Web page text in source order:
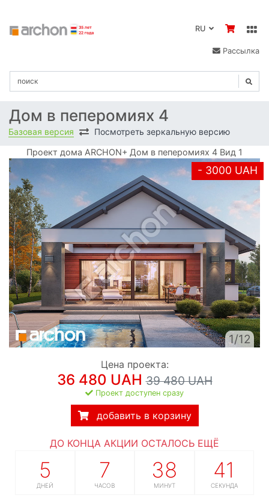
Рассылка
Дом в пеперомиях 4
Базовая версия Посмотреть зеркальную версию
Проект дома ARCHON+ Дом в пеперомиях 4 Вид 1
- 3000 UAH
1/12
Цена проекта:
36 480 UAH39 480 UAH
Проект доступен сразу
добавить в корзину
ДО КОНЦА АКЦИИ ОСТАЛОСЬ ЕЩЁ
5
ДНЕЙ
7
ЧАСОВ
38
МИНУТ
41
СЕКУНДА